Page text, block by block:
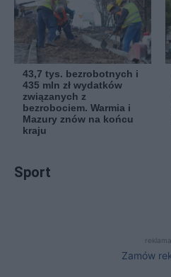
43,7 tys. bezrobotnych i
435 mln zł wydatków
związanych z
bezrobociem. Warmia i
Mazury znów na końcu
kraju
Sport
reklama
Zamów